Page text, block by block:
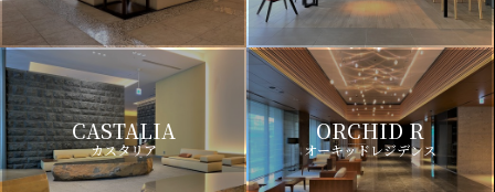
CASTALIA
カスタリア
ORCHID R
オーキッドレジデンス